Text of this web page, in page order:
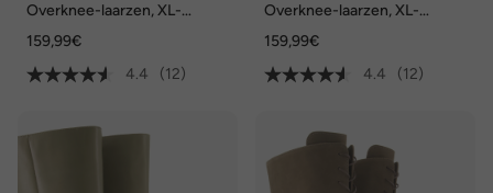
Overknee-laarzen, XL-
159,99€
4.4
(12)
Overknee-laarzen, XL-
159,99€
4.4
(12)